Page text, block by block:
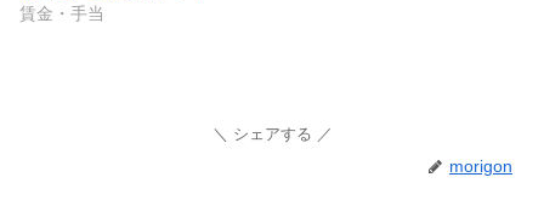
賃金・手当
シェアする
morigon